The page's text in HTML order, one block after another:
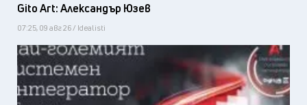
Gito Art: Александър Юзев
07:25, 09 авг 26 / Idealisti